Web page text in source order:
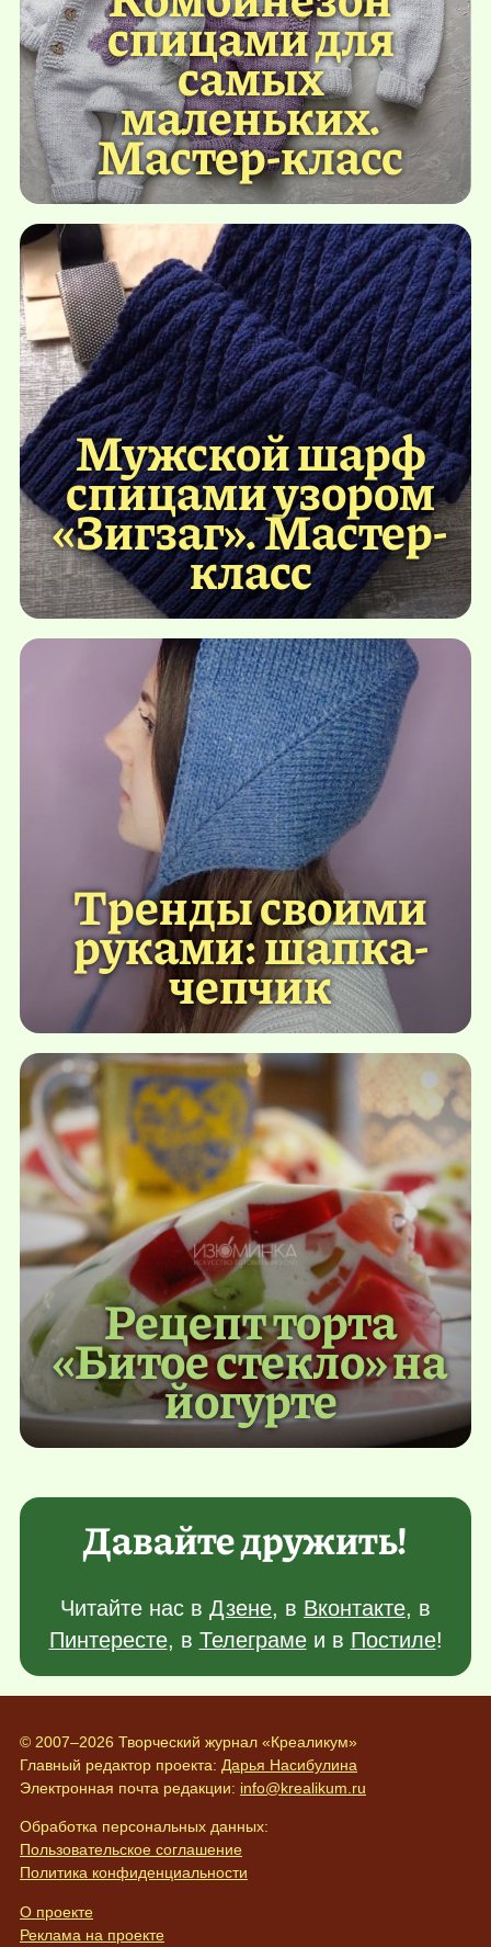
спицами для
самых
маленьких.
Мастер-класс
Мужской шарф
спицами узором
«Зигзаг». Мастер-
класс
Тренды своими
руками: шапка-
чепчик
Рецепт торта
«Битое стекло» на
йогурте
Давайте дружить!
Читайте нас в Дзене, в Вконтакте, в
Пинтересте, в Телеграмеи в Постиле!
© 2007–2026 Творческий журнал «Креаликум»
Главный редактор проекта: Дарья Насибулина
Электронная почта редакции: info@krealikum.ru
Обработка персональных данных:
Пользовательское соглашение
Политика конфиденциальности
О проекте
Реклама на проекте